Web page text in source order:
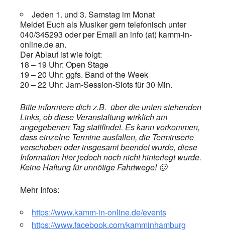
Jeden 1. und 3. Samstag im Monat
Meldet Euch als Musiker gern telefonisch unter
040/345293 oder per Email an info (at) kamm-in-
online.de an.
Der Ablauf ist wie folgt:
18 – 19 Uhr: Open Stage
19 – 20 Uhr: ggfs. Band of the Week
20 – 22 Uhr: Jam-Session-Slots für 30 Min.
Bitte informiere dich z.B. über die unten stehenden
Links, ob diese Veranstaltung wirklich am
angegebenen Tag stattfindet. Es kann vorkommen,
dass einzelne Termine ausfallen, die Terminserie
verschoben oder insgesamt beendet wurde, diese
Information hier jedoch noch nicht hinterlegt wurde.
Keine Haftung für unnötige Fahrtwege! 🙂
Mehr Infos:
https://www.kamm-in-online.de/events
https://www.facebook.com/kamminhamburg